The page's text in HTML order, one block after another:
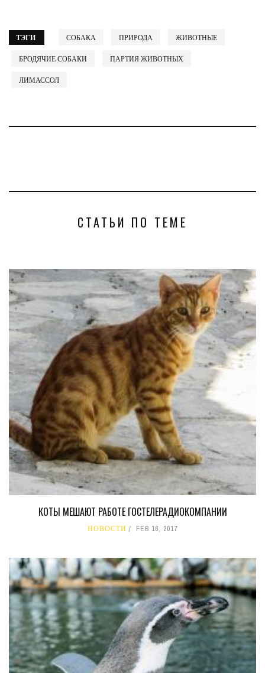
ТЭГИ СОБАКА ПРИРОДА ЖИВОТНЫЕ
БРОДЯЧИЕ СОБАКИ ПАРТИЯ ЖИВОТНЫХ
ЛИМАССОЛ
СТАТЬИ ПО ТЕМЕ
КОТЫ МЕШАЮТ РАБОТЕ ГОСТЕЛЕРАДИОКОМПАНИИ
НОВОСТИ FEB 16, 2017